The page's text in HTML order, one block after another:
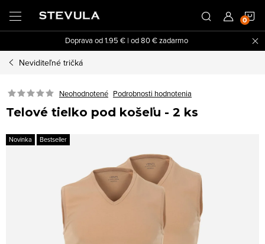
obsah
Doprava od 1.95 € | od 80 € zadarmo
Neviditeľné tričká
Neohodnotené Podrobnosti hodnotenia
Telové tielko pod košeľu - 2 ks
Novinka Bestseller